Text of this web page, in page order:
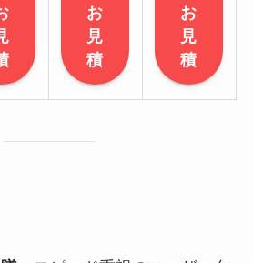
お
見
積
お
見
積